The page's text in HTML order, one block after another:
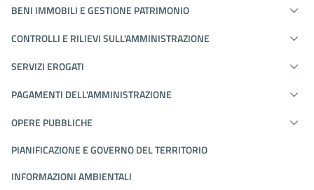
BENI IMMOBILI E GESTIONE PATRIMONIO
CONTROLLI E RILIEVI SULL'AMMINISTRAZIONE
SERVIZI EROGATI
PAGAMENTI DELL'AMMINISTRAZIONE
OPERE PUBBLICHE
PIANIFICAZIONE E GOVERNO DEL TERRITORIO
INFORMAZIONI AMBIENTALI